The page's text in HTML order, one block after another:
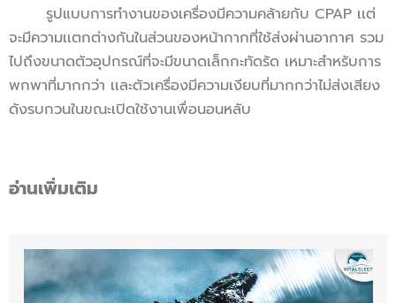
รูปแบบการทำงานของเครื่องมีความคล้ายกับ CPAP เเต่
จะมีความเเตกต่างกันในส่วนของหน้ากากที่ใช้ส่งผ่านอากาศ รวม
ไปถึงขนาดตัวอุปกรณ์ที่จะมีขนาดเล็กกะทัดรัด เหมาะสำหรับการ
พกพาที่มากกว่า เเละตัวเครื่องมีความเงียบที่มากกว่าไม่ส่งเสียง
ดังรบกวนในขณะเปิดใช้งานเพื่อนอนหลับ
อ่านเพิ่มเติม